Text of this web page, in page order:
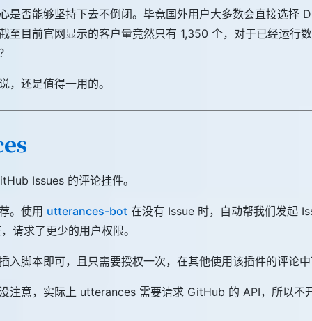
是否能够坚持下去不倒闭。毕竟国外用户大多数会直接选择
至目前官网显示的客户量竟然只有 1,350 个，对于已经运行
，还是值得一用的。
Issues 的评论挂件。
。使用 utterances-bot 在没有 Issue 时，自动帮我们发起
请求了更少的用户权限。
入脚本即可，且只需要授权一次，在其他使用该插件的评论
注意，实际上 utterances 需要请求 GitHub 的 API，所以不